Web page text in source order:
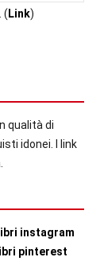
( Link)
qualità di
idonei. I link